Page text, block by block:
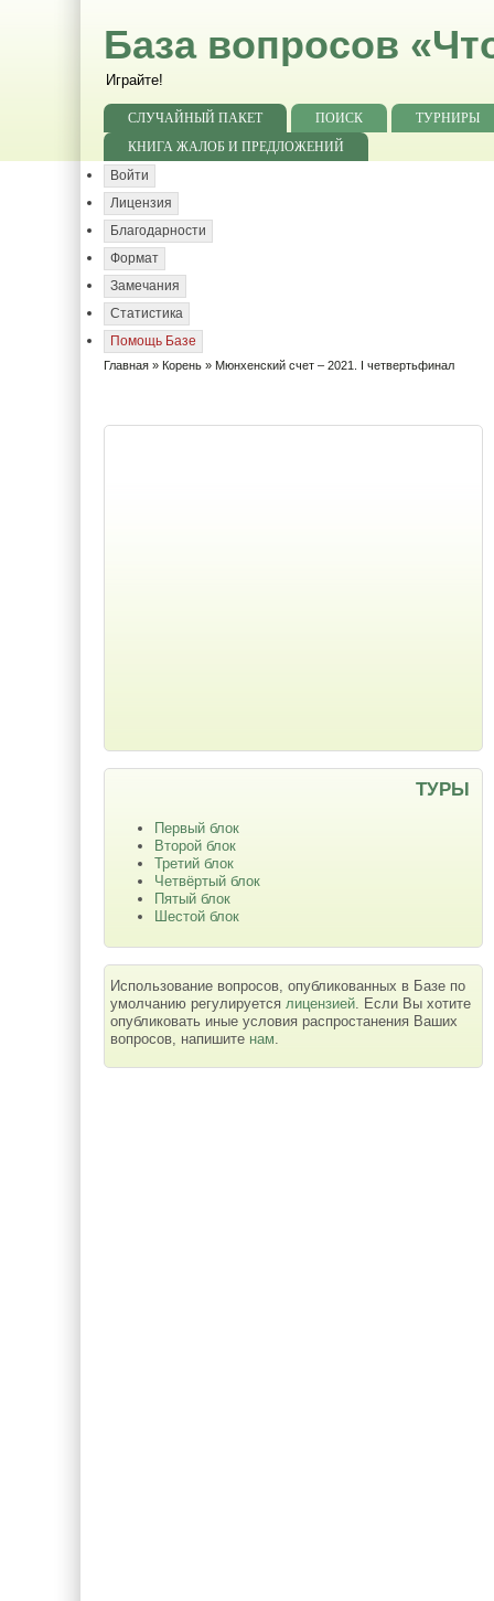
База вопросов
Играйте!
СЛУЧАЙНЫЙ ПАКЕТ ПОИСК
ТУРНИРЫ
КНИГА ЖАЛОБ И ПРЕДЛОЖЕНИЙ
Войти
Лицензия
Благодарности
Формат
Замечания
Статистика
Помощь Базе
Главная » Корень » Мюнхенский счет – 2021. I четвертьфинал
ТУРЫ
Первый блок
Второй блок
Третий блок
Четвёртый блок
Пятый блок
Шестой блок
Использование вопросов, опубликованных в Базе по
умолчанию регулируется лицензией. Если Вы хотите
опубликовать иные условия распростанения Ваших
вопросов, напишите нам.